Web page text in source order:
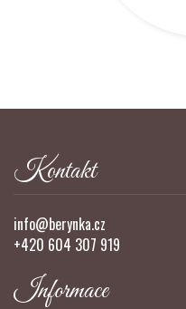
Kontakt
info@berynka.cz
+420 604 307 919
Informace